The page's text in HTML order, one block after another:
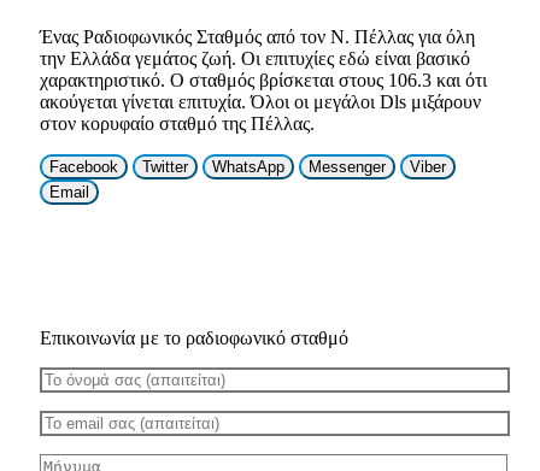
Ένας Ραδιοφωνικός Σταθμός από τον Ν. Πέλλας για όλη
την Ελλάδα γεμάτος ζωή. Οι επιτυχίες εδώ είναι βασικό
χαρακτηριστικό. Ο σταθμός βρίσκεται στους 106.3 και ότι
ακούγεται γίνεται επιτυχία. Όλοι οι μεγάλοι Dls μιξάρουν
στον κορυφαίο σταθμό της Πέλλας.
Facebook Twitter WhatsApp Messenger
Viber
Email
Επικοινωνία με το ραδιοφωνικό σταθμό